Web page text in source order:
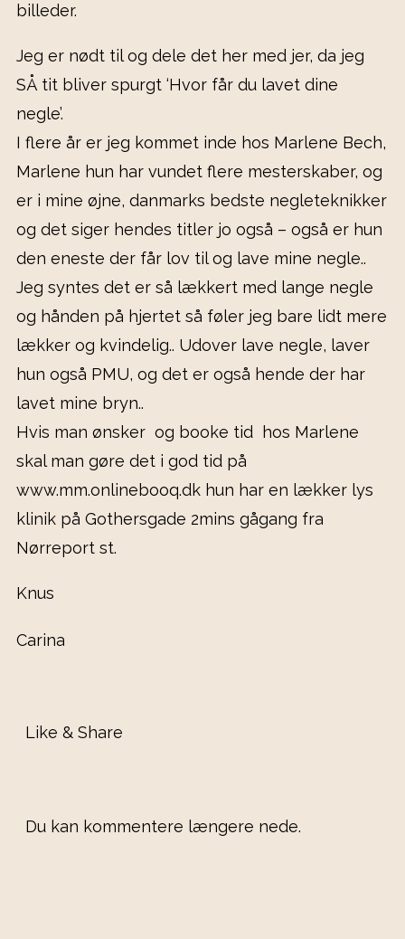
billeder.
Jeg er nødt til og dele det her med jer, da jeg
SÅ tit bliver spurgt ‘Hvor får du lavet dine
negle’.
I flere år er jeg kommet inde hos Marlene Bech,
Marlene hun har vundet flere mesterskaber, og
er i mine øjne, danmarks bedste negleteknikker
og det siger hendes titler jo også – også er hun
den eneste der får lov til og lave mine negle..
Jeg syntes det er så lækkert med lange negle
og hånden på hjertet så føler jeg bare lidt mere
lækker og kvindelig.. Udover lave negle, laver
hun også PMU, og det er også hende der har
lavet mine bryn..
Hvis man ønsker og booke tid hos Marlene
skal man gøre det i god tid på
www.mm.onlinebooq.dk hun har en lækker lys
klinik på Gothersgade 2mins gågang fra
Nørreport st.
Knus
Carina
Like & Share
Du kan kommentere længere nede.